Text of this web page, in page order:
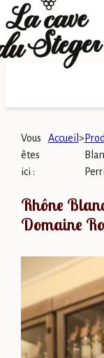
Vous
êtes
ici :
Accueil >
Rhône
Domaine
Panneau de gestion